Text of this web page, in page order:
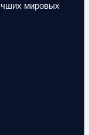
мировых